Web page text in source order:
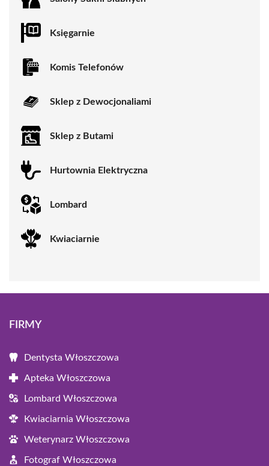
Księgarnie
Komis Telefonów
Sklep z Dewocjonaliami
Sklep z Butami
Hurtownia Elektryczna
Lombard
Kwiaciarnie
FIRMY
Dentysta Włoszczowa
Apteka Włoszczowa
Lombard Włoszczowa
Kwiaciarnia Włoszczowa
Weterynarz Włoszczowa
Fotograf Włoszczowa